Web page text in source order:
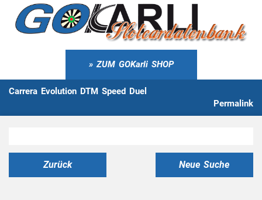
ZUM GOKarli SHOP
Carrera Evolution DTM Speed Duel
Permalink
Zurück Neue Suche